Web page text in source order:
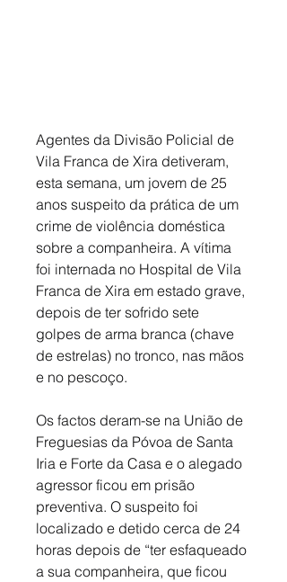
Agentes da Divisão Policial de
Vila Franca de Xira detiveram,
esta semana, um jovem de 25
anos suspeito da prática de um
crime de violência doméstica
sobre a companheira. A vítima
foi internada no Hospital de Vila
Franca de Xira em estado grave,
depois de ter sofrido sete
golpes de arma branca (chave
de estrelas) no tronco, nas mãos
e no pescoço.
Os factos deram-se na União de
Freguesias da Póvoa de Santa
Iria e Forte da Casa e o alegado
agressor ficou em prisão
preventiva. O suspeito foi
localizado e detido cerca de 24
horas depois de “ter esfaqueado
a sua companheira, que ficou